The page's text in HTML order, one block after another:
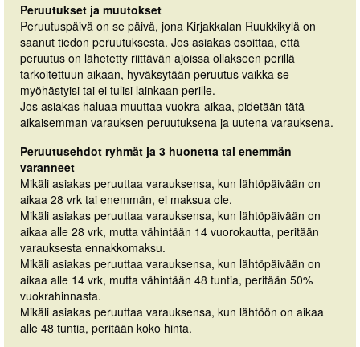
Peruutukset ja muutokset
Peruutuspäivä on se päivä, jona Kirjakkalan Ruukkikylä on
saanut tiedon peruutuksesta. Jos asiakas osoittaa, että
peruutus on lähetetty riittävän ajoissa ollakseen perillä
tarkoitettuun aikaan, hyväksytään peruutus vaikka se
myöhästyisi tai ei tulisi lainkaan perille.
Jos asiakas haluaa muuttaa vuokra-aikaa, pidetään tätä
aikaisemman varauksen peruutuksena ja uutena varauksena.
Peruutusehdot ryhmät ja 3 huonetta tai enemmän
varanneet
Mikäli asiakas peruuttaa varauksensa, kun lähtöpäivään on
aikaa 28 vrk tai enemmän, ei maksua ole.
Mikäli asiakas peruuttaa varauksensa, kun lähtöpäivään on
aikaa alle 28 vrk, mutta vähintään 14 vuorokautta, peritään
varauksesta ennakkomaksu.
Mikäli asiakas peruuttaa varauksensa, kun lähtöpäivään on
aikaa alle 14 vrk, mutta vähintään 48 tuntia, peritään 50%
vuokrahinnasta.
Mikäli asiakas peruuttaa varauksensa, kun lähtöön on aikaa
alle 48 tuntia, peritään koko hinta.